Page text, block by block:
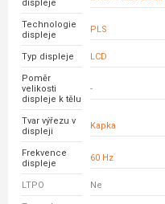
displeje
Technologie
displeje
PLS
Typ displeje LCD
Poměr
velikosti
displeje k tělu
-
Tvar výřezu v
displeji
Kapka
Frekvence
displeje
60 Hz
LTPO Ne